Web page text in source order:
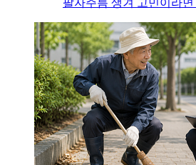
팔자주름 생겨 고민이라